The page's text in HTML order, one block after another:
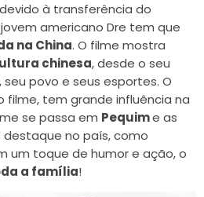
à transferência do
americano Dre tem que
na China. O filme mostra
chinesa, desde o seu
povo e seus esportes. O
filme, tem grande influência na
se passa em Pequime as
no país, como
um toque de humor e ação, o
a família!